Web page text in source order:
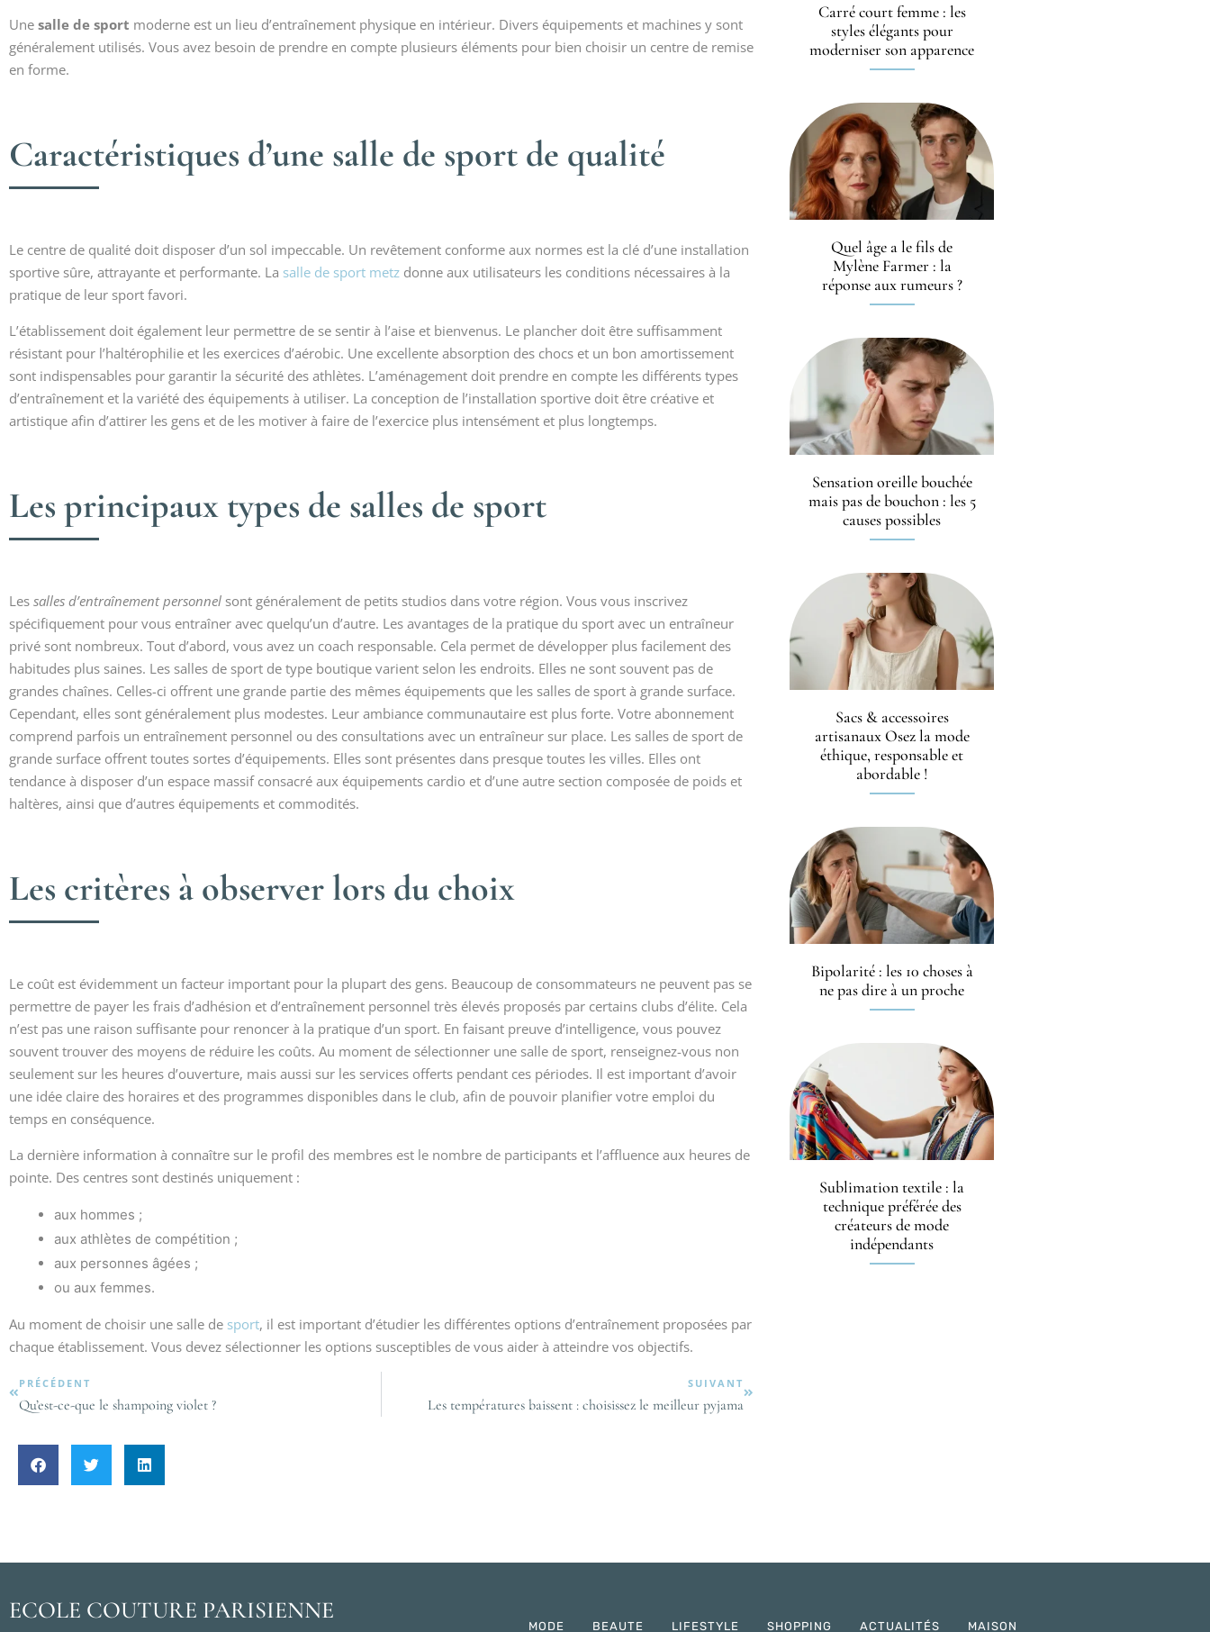
Une salle de sport moderne est un lieu d’entraînement physique en intérieur. Divers équipements et machines y sont
généralement utilisés. Vous avez besoin de prendre en compte plusieurs éléments pour bien choisir un centre de remise
en forme.
Caractéristiques d’une salle de sport de qualité
Le centre de qualité doit disposer d’un sol impeccable. Un revêtement conforme aux normes est la clé d’une installation
sportive sûre, attrayante et performante. La salle de sport metz donne aux utilisateurs les conditions nécessaires à la
pratique de leur sport favori.
L’établissement doit également leur permettre de se sentir à l’aise et bienvenus. Le plancher doit être suffisamment
résistant pour l’haltérophilie et les exercices d’aérobic. Une excellente absorption des chocs et un bon amortissement
sont indispensables pour garantir la sécurité des athlètes. L’aménagement doit prendre en compte les différents types
d’entraînement et la variété des équipements à utiliser. La conception de l’installation sportive doit être créative et
artistique afin d’attirer les gens et de les motiver à faire de l’exercice plus intensément et plus longtemps.
Les principaux types de salles de sport
Les salles d’entraînement personnel sont généralement de petits studios dans votre région. Vous vous inscrivez
spécifiquement pour vous entraîner avec quelqu’un d’autre. Les avantages de la pratique du sport avec un entraîneur
privé sont nombreux. Tout d’abord, vous avez un coach responsable. Cela permet de développer plus facilement des
habitudes plus saines. Les salles de sport de type boutique varient selon les endroits. Elles ne sont souvent pas de
grandes chaînes. Celles-ci offrent une grande partie des mêmes équipements que les salles de sport à grande surface.
Cependant, elles sont généralement plus modestes. Leur ambiance communautaire est plus forte. Votre abonnement
comprend parfois un entraînement personnel ou des consultations avec un entraîneur sur place. Les salles de sport de
grande surface offrent toutes sortes d’équipements. Elles sont présentes dans presque toutes les villes. Elles ont
tendance à disposer d’un espace massif consacré aux équipements cardio et d’une autre section composée de poids et
haltères, ainsi que d’autres équipements et commodités.
Les critères à observer lors du choix
Le coût est évidemment un facteur important pour la plupart des gens. Beaucoup de consommateurs ne peuvent pas se
permettre de payer les frais d’adhésion et d’entraînement personnel très élevés proposés par certains clubs d’élite. Cela
n’est pas une raison suffisante pour renoncer à la pratique d’un sport. En faisant preuve d’intelligence, vous pouvez
souvent trouver des moyens de réduire les coûts. Au moment de sélectionner une salle de sport, renseignez-vous non
seulement sur les heures d’ouverture, mais aussi sur les services offerts pendant ces périodes. Il est important d’avoir
une idée claire des horaires et des programmes disponibles dans le club, afin de pouvoir planifier votre emploi du
temps en conséquence.
La dernière information à connaître sur le profil des membres est le nombre de participants et l’affluence aux heures de
pointe. Des centres sont destinés uniquement :
aux hommes ;
aux athlètes de compétition ;
aux personnes âgées ;
ou aux femmes.
Au moment de choisir une salle de sport, il est important d’étudier les différentes options d’entraînement proposées par
chaque établissement. Vous devez sélectionner les options susceptibles de vous aider à atteindre vos objectifs.
PRÉCÉDENT
Qu’est-ce-que le shampoing violet ?
SUIVANT
Les températures baissent : choisissez le meilleur pyjama
Carré court femme : les
styles élégants pour
moderniser son apparence
Quel âge a le fils de
Mylène Farmer : la
réponse aux rumeurs ?
Sensation oreille bouchée
mais pas de bouchon : les 5
causes possibles
Sacs & accessoires
artisanaux Osez la mode
éthique, responsable et
abordable !
Bipolarité : les 10 choses à
ne pas dire à un proche
Sublimation textile : la
technique préférée des
créateurs de mode
indépendants
ECOLE COUTURE PARISIENNE
MODE BEAUTE LIFESTYLE SHOPPING ACTUALITÉS MAISON